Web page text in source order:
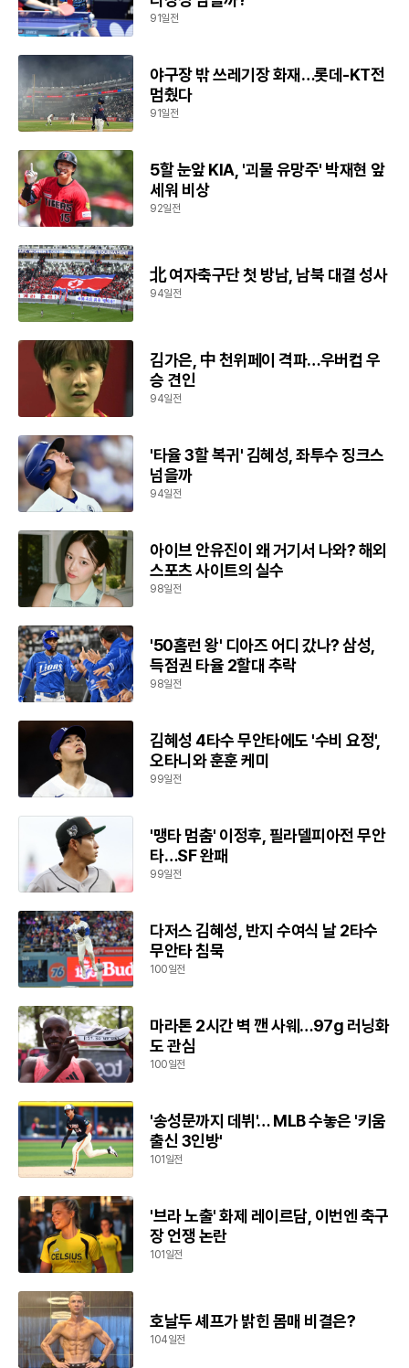
91일전
야구장 밖 쓰레기장 화재…롯데-KT전
멈췄다
91일전
5할 눈앞 KIA, '괴물 유망주' 박재현 앞
세워 비상
92일전
北 여자축구단 첫 방남, 남북 대결 성사
94일전
김가은, 中 천위페이 격파…우버컵 우
승 견인
94일전
'타율 3할 복귀' 김혜성, 좌투수 징크스
넘을까
94일전
아이브 안유진이 왜 거기서 나와? 해외
스포츠 사이트의 실수
98일전
'50홈런 왕' 디아즈 어디 갔나? 삼성,
득점권 타율 2할대 추락
98일전
김혜성 4타수 무안타에도 '수비 요정',
오타니와 훈훈 케미
99일전
'맹타 멈춤' 이정후, 필라델피아전 무안
타…SF 완패
99일전
다저스 김혜성, 반지 수여식 날 2타수
무안타 침묵
100일전
마라톤 2시간 벽 깬 사웨…97g 러닝화
도 관심
100일전
'송성문까지 데뷔'… MLB 수놓은 '키움
출신 3인방'
101일전
'브라 노출' 화제 레이르담, 이번엔 축구
장 언쟁 논란
101일전
호날두 셰프가 밝힌 몸매 비결은?
104일전